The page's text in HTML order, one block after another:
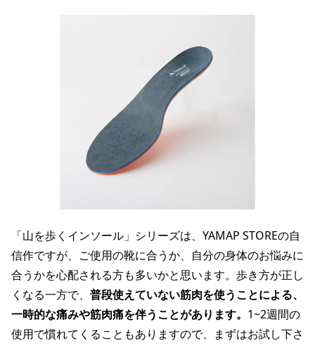
「山を歩くインソール」シリーズは、YAMAP STOREの自
信作ですが、ご使用の靴に合うか、自分の身体のお悩みに
合うかを心配される方も多いかと思います。歩き方が正し
くなる一方で、 普段使えていない筋肉を使うことによる、
一時的な痛みや筋肉痛を伴うことがあります。 1~2週間の
使用で慣れてくることもありますので、まずはお試し下さ